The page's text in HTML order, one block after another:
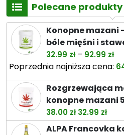
Polecane produkty
Konopne mazani
bóle mięśni i
32.99 zł – 92.99 zł
od
do
Poprzednia najniższa cena:
Rozgrzewająca
konopne mazani
38.00 zł Pierwotna
cena
32.99 zł
ALPA Francovka